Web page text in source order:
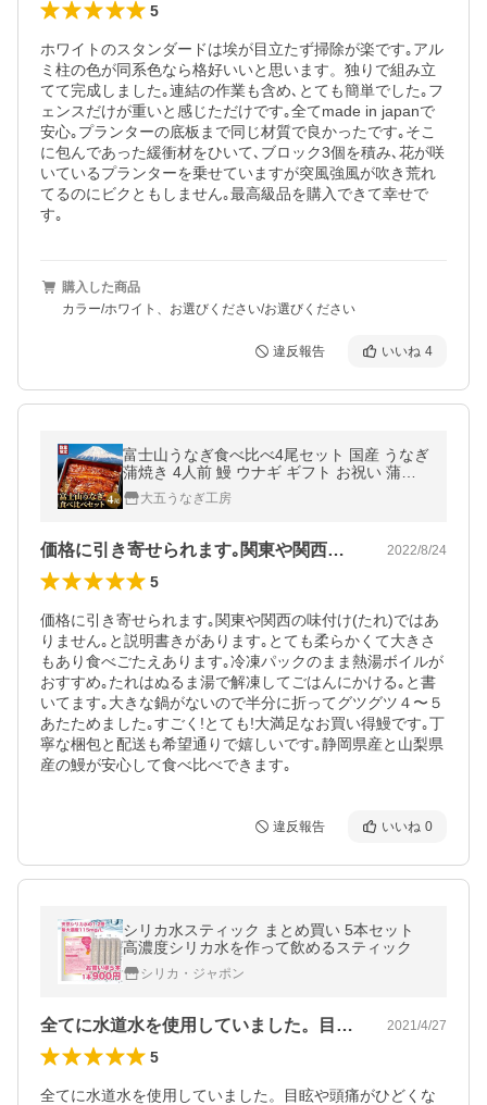
5
ホワイトのスタンダードは埃が目立たず掃除が楽です｡アル
ミ柱の色が同系色なら格好いいと思います。独りで組み立
てて完成しました｡連結の作業も含め､とても簡単でした｡フ
ェンスだけが重いと感じただけです｡全てmade in japanで
安心｡プランターの底板まで同じ材質で良かったです｡そこ
に包んであった緩衝材をひいて､ブロック3個を積み､花が咲
いているプランターを乗せていますが突風強風が吹き荒れ
てるのにビクともしません｡最高級品を購入できて幸せで
す｡
購入した商品
カラー/ホワイト、お選びください/お選びください
違反報告 いいね 4
富士山うなぎ食べ比べ4尾セット 国産 うなぎ
蒲焼き 4人前 鰻 ウナギ ギフト お祝い 蒲焼
浜名湖 山梨 富士山 送料無料
大五うなぎ工房
価格に引き寄せられます｡関東や関西の味… 2022/8/24
5
価格に引き寄せられます｡関東や関西の味付け(たれ)ではあ
りません｡と説明書きがあります｡とても柔らかくて大きさ
もあり食べごたえあります｡冷凍パックのまま熱湯ボイルが
おすすめ｡たれはぬるま湯で解凍してごはんにかける｡と書
いてます｡大きな鍋がないので半分に折ってグツグツ４〜５
あたためました｡すごく!とても!大満足なお買い得鰻です｡丁
寧な梱包と配送も希望通りで嬉しいです｡静岡県産と山梨県
産の鰻が安心して食べ比べできます｡
違反報告 いいね 0
シリカ水スティック まとめ買い 5本セット
高濃度シリカ水を作って飲めるスティック
シリカ・ジャポン
全てに水道水を使用していました。目眩や… 2021/4/27
5
全てに水道水を使用していました。目眩や頭痛がひどくな